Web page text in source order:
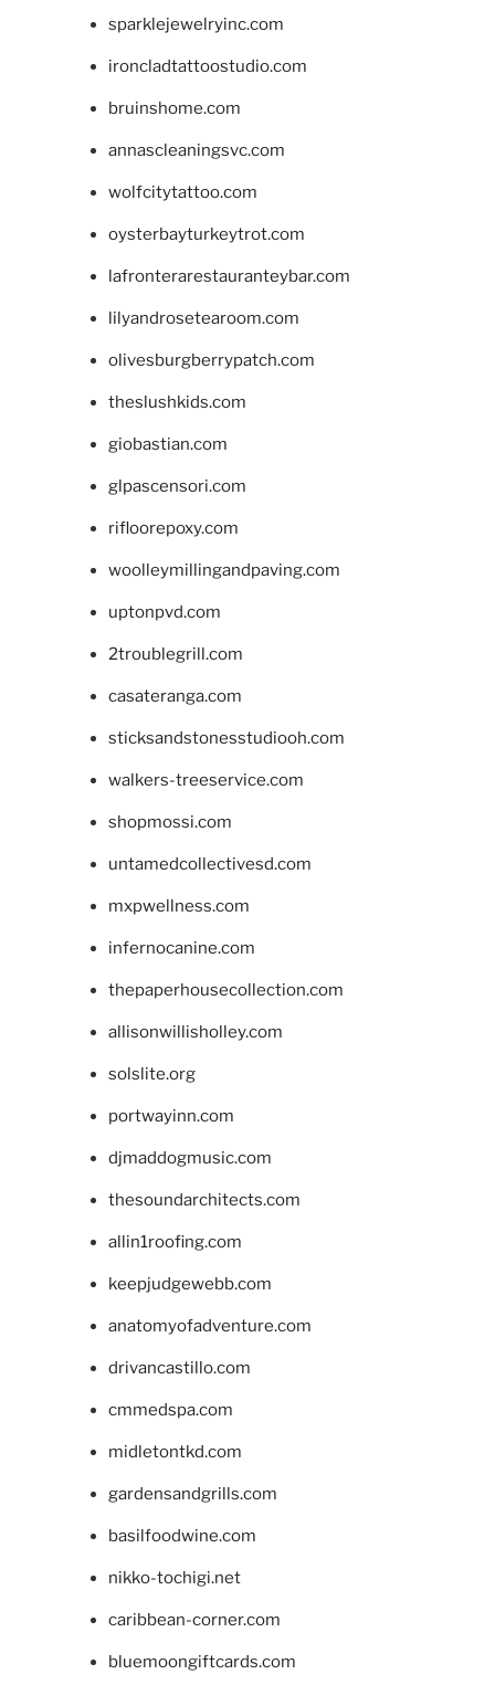
sparklejewelryinc.com
ironcladtattoostudio.com
bruinshome.com
annascleaningsvc.com
wolfcitytattoo.com
oysterbayturkeytrot.com
lafronterarestauranteybar.com
lilyandrosetearoom.com
olivesburgberrypatch.com
theslushkids.com
giobastian.com
glpascensori.com
rifloorepoxy.com
woolleymillingandpaving.com
uptonpvd.com
2troublegrill.com
casateranga.com
sticksandstonesstudiooh.com
walkers-treeservice.com
shopmossi.com
untamedcollectivesd.com
mxpwellness.com
infernocanine.com
thepaperhousecollection.com
allisonwillisholley.com
solslite.org
portwayinn.com
djmaddogmusic.com
thesoundarchitects.com
allin1roofing.com
keepjudgewebb.com
anatomyofadventure.com
drivancastillo.com
cmmedspa.com
midletontkd.com
gardensandgrills.com
basilfoodwine.com
nikko-tochigi.net
caribbean-corner.com
bluemoongiftcards.com